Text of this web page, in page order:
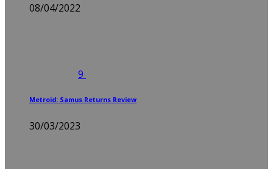
08/04/2022
9
Metroid: Samus Returns Review
30/03/2023